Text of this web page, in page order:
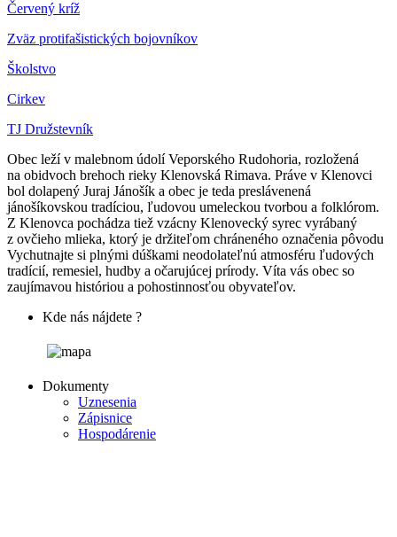
Červený kríž
Zväz protifašistických bojovníkov
Školstvo
Cirkev
TJ Družstevník
Obec leží v malebnom údolí Veporského Rudohoria, rozložená
na obidvoch brehoch rieky Klenovská Rimava. Práve v Klenovci
bol dolapený Juraj Jánošík a obec je teda preslávenená
jánošíkovskou tradíciou, ľudovou umeleckou tvorbou a folklórom.
Z Klenovca pochádza tiež vzácny Klenovecký syrec vyrábaný
z ovčieho mlieka, ktorý je držiteľom chráneného označenia pôvodu
Vychutnajte si plnými dúškami neodolateľnú atmosféru ľudových
tradícií, remesiel, hudby a očarujúcej prírody. Víta vás obec so
zaujímavou históriou a pohostinnosťou obyvateľov.
Kde nás nájdete ?
Dokumenty
Uznesenia
Zápisnice
Hospodárenie